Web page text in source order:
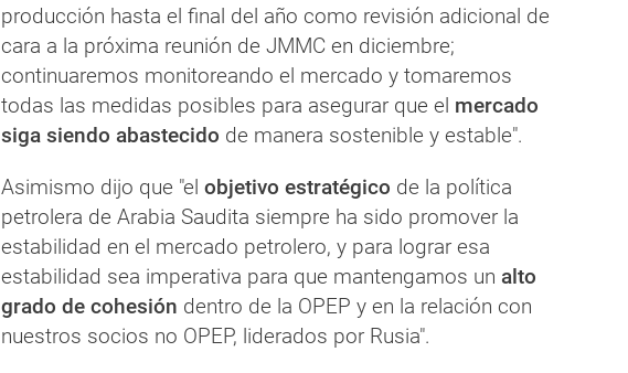
producción hasta el final del año como revisión adicional de
cara a la próxima reunión de JMMC en diciembre;
continuaremos monitoreando el mercado y tomaremos
todas las medidas posibles para asegurar que el mercado
siga siendo abastecido de manera sostenible y estable".
Asimismo dijo que "el objetivo estratégico de la política
petrolera de Arabia Saudita siempre ha sido promover la
estabilidad en el mercado petrolero, y para lograr esa
estabilidad sea imperativa para que mantengamos un alto
grado de cohesión dentro de la OPEP y en la relación con
nuestros socios no OPEP, liderados por Rusia".